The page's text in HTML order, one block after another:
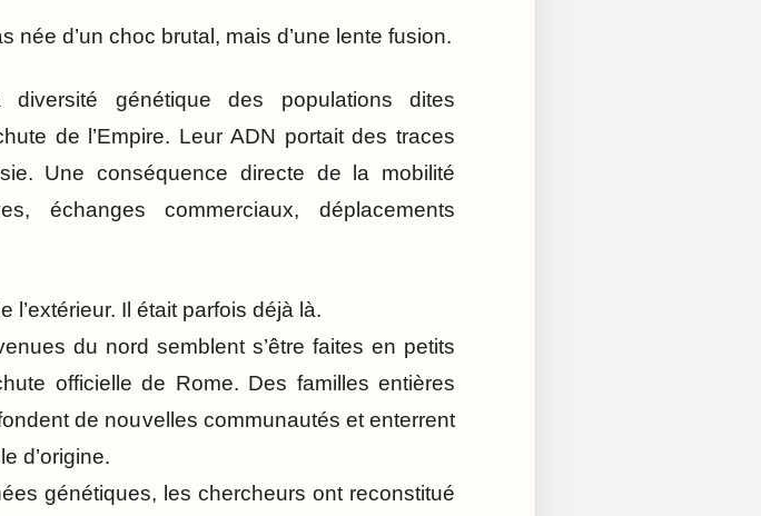
née d’un choc brutal, mais d’une lente fusion.
génétique des populations dites
de l’Empire. Leur ADN portait des traces
Une conséquence directe de la mobilité
échanges commerciaux, déplacements
l’extérieur. Il était parfois déjà là.
du nord semblent s’être faites en petits
officielle de Rome. Des familles entières
de nouvelles communautés et enterrent
d’origine.
génétiques, les chercheurs ont reconstitué